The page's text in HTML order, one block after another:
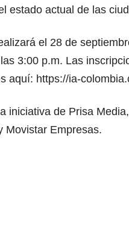
estado actual de las
el 28 de
3:00 p.m. Las
aquí: https://ia-
iniciativa de Prisa
Movistar Empresas.